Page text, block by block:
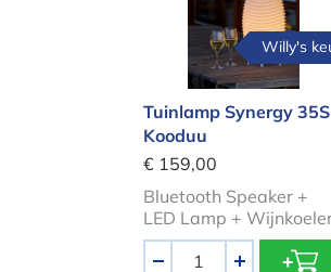
Willy's
Tuinlamp Synergy
Kooduu
€ 159,00
Bluetooth Speaker +
LED Lamp +